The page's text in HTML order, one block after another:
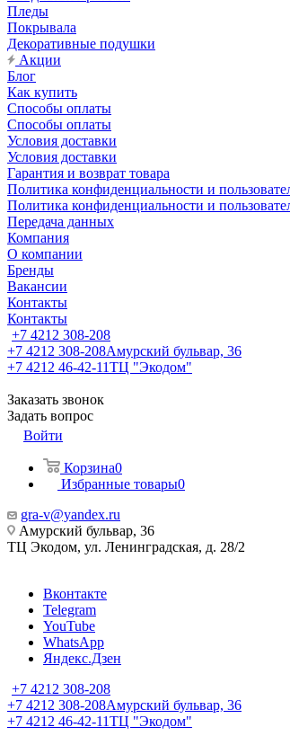
Пледы
Покрывала
Декоративные подушки
Акции
Блог
Как купить
Способы оплаты
Способы оплаты
Условия доставки
Условия доставки
Гарантия и возврат товара
Политика конфиденциальности и
Политика конфиденциальности и
Передача данных
Компания
О компании
Бренды
Вакансии
Контакты
Контакты
+7 4212 308-208
+7 4212 308-208Амурский бульвар, 36
+7 4212 46-42-11ТЦ "Экодом"
Заказать звонок
Задать вопрос
Войти
Корзина0
Избранные товары0
gra-v@yandex.ru
Амурский бульвар, 36
ТЦ Экодом, ул. Ленинградская, д. 28/2
Вконтакте
Telegram
YouTube
WhatsApp
Яндекс.Дзен
+7 4212 308-208
+7 4212 308-208Амурский бульвар, 36
+7 4212 46-42-11ТЦ "Экодом"